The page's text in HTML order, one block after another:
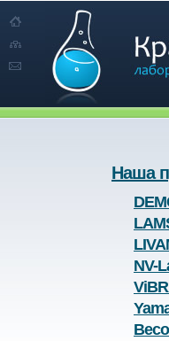
Наша
NV-